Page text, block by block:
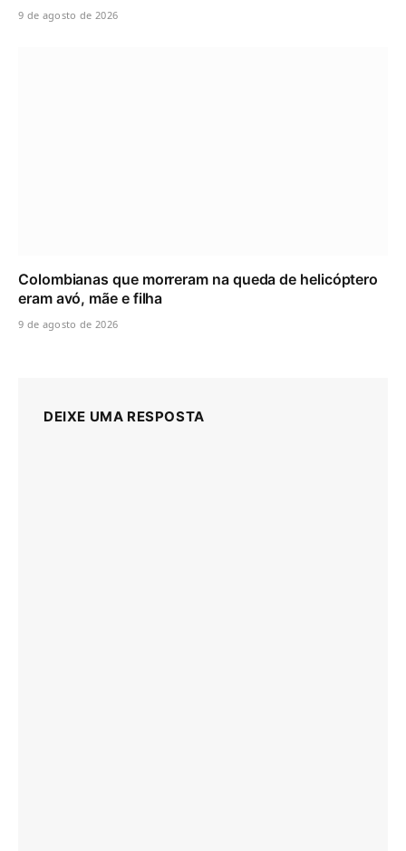
9 de agosto de 2026
Colombianas que morreram na queda de helicóptero
eram avó, mãe e filha
9 de agosto de 2026
DEIXE UMA RESPOSTA